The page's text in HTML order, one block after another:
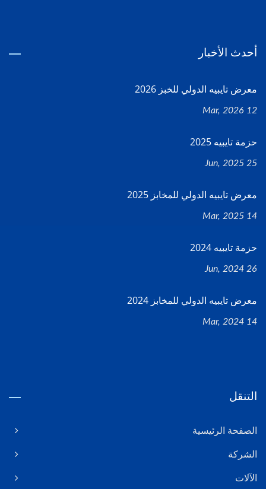
أحدث الأخبار
معرض تايبيه الدولي للخبز 2026
12 Mar, 2026
حزمة تايبيه 2025
25 Jun, 2025
معرض تايبيه الدولي للمخابز 2025
14 Mar, 2025
حزمة تايبيه 2024
26 Jun, 2024
معرض تايبيه الدولي للمخابز 2024
14 Mar, 2024
التنقل
الصفحة الرئيسية
الشركة
الآلات